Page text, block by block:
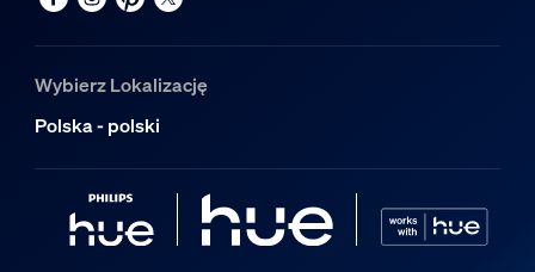
Wybierz Lokalizację
Polska - polski